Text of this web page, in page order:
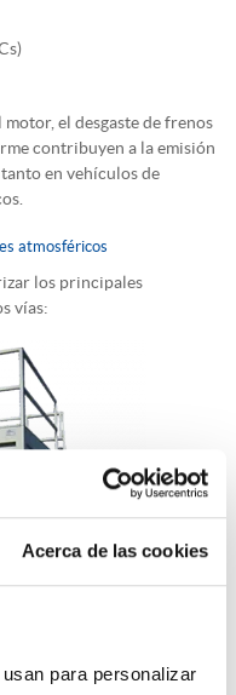
Acerca de las cookies
para personalizar
el desgaste de frenos
contribuyen a la emisión
en vehículos de
atmosféricos
los principales
vías: